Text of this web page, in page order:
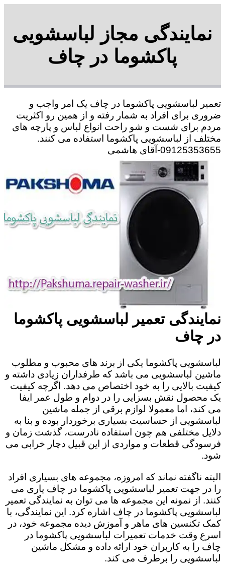
نمایندگی مجاز لباسشویی
پاکشوما در چاف
تعمیر لباسشویی پاکشوما در چاف یک امر واجب و
ضروری برای افراد به شمار رفته و از همین رو اکثریت
مردم برای شست و شو راحت انواع لباس و پارچه های
مختلف از لباسشویی پاکشوما استفاده می کنند.
09125353655-آقای هاشمی
نمایندگی تعمیر لباسشویی پاکشوما
در چاف
لباسشویی پاکشوما یکی از برند های محبوب و مطلوب
ماشین لباسشویی می باشد که طرفداران زیادی داشته و
کیفیت بالایی را به خود اختصاص می دهد. اگرچه کیفیت
یک محصول نقش بسزایی را در دوام و طول عمر ایفا
می کند، اما معمولا لوازم برقی از جمله ماشین
لباسشویی از حساسیت بسیاری برخوردار بوده و بنا به
دلایل مختلفی هم چون استفاده نادرست، گذشت زمان و
فرسودگی قطعات و مواردی از این قبیل دچار خرابی می
شود.
البته ناگفته نماند که امروزه، مجموعه های بسیاری افراد
را در جهت تعمیر لباسشویی پاکشوما در چاف یاری می
کنند. از نمونه این مجموعه ها می توان به نمایندگی تعمیر
لباسشویی پاکشوما در چاف اشاره کرد. این نمایندگی، با
کمک تکنسین های ماهر و آموزش دیده مجموعه خود، در
اسرع وقت خدمات تعمیرات لباسشویی پاکشوما در
چاف را به کاربران خود ارائه داده و مشکل ماشین
لباسشویی را برطرف می کند.